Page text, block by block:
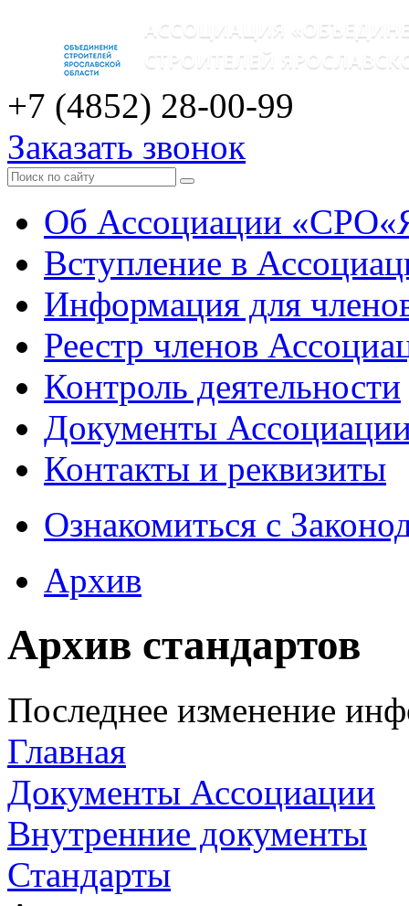
+7 (4852) 28-00-99
Заказать звонок
Об Ассоциации
Вступление в
Информация для
Реестр членов
Контроль деятельности
Документы
Контакты и реквизиты
Ознакомиться с
Архив
Архив стандартов
Последнее изменение
Главная
Документы Ассоциации
Внутренние документы
Стандарты